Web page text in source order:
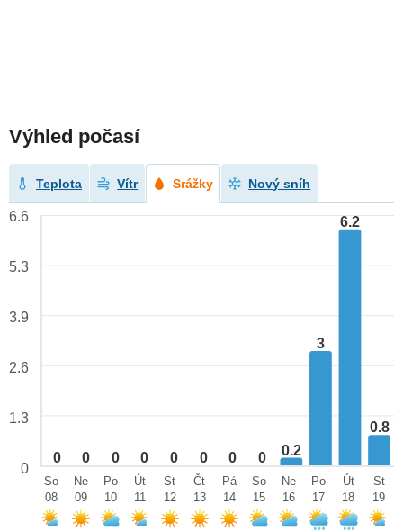
Výhled počasí
Teplota Vítr Srážky Nový sníh
0 0 0 0 0 0 0 0 0.2
3
6.2
0.8
6.6
5.3
3.9
2.6
1.3
0
So
08
Ne
09
Po
10
Út
11
St
12
Čt
13
Pá
14
So
15
Ne
16
Po
17
Út
18
St
19